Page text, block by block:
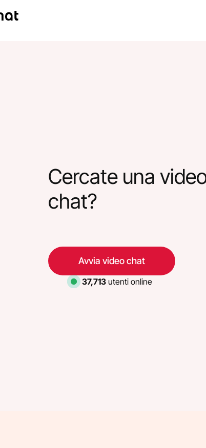
Cercate una
chat?
Avvia video chat
37,713 utenti online